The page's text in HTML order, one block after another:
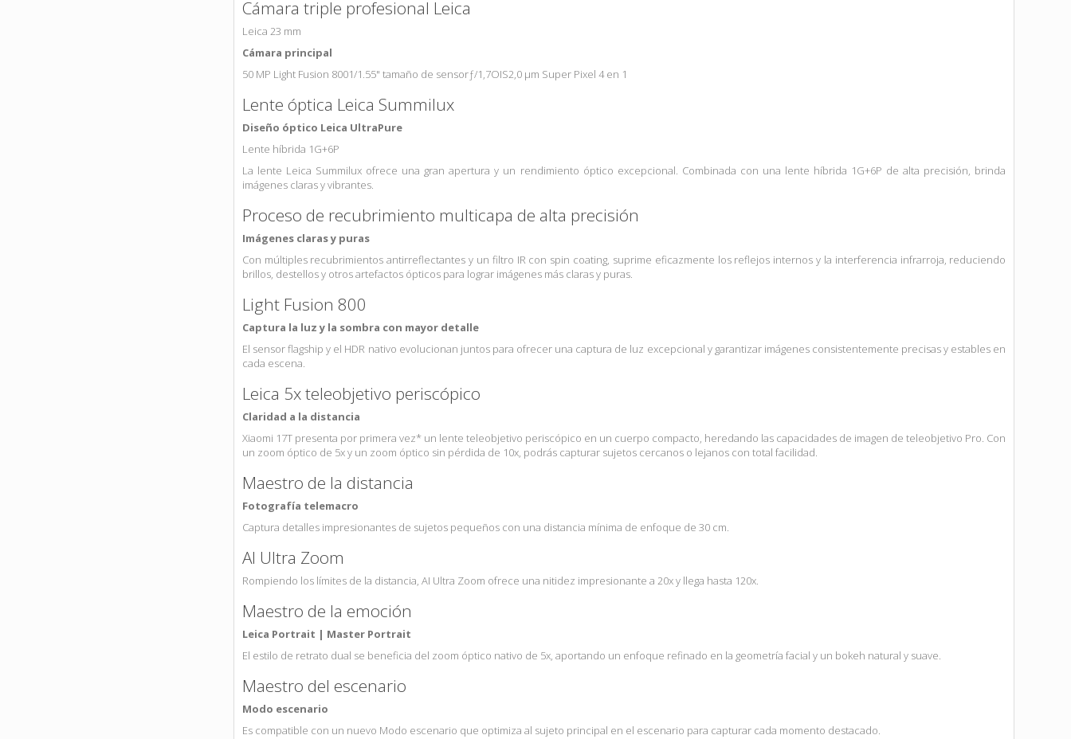
Cámara triple profesional Leica
Leica 23 mm
Cámara principal
50 MP Light Fusion 8001/1.55" tamaño de sensorƒ/1,7OIS2,0 µm Super Pixel 4 en 1
Lente óptica Leica Summilux
Diseño óptico Leica UltraPure
Lente híbrida 1G+6P
La lente Leica Summilux ofrece una gran apertura y un rendimiento óptico excepcional. Combinada con una lente híbrida 1G+6P de alta precisión, brinda
imágenes claras y vibrantes.
Proceso de recubrimiento multicapa de alta precisión
Imágenes claras y puras
Con múltiples recubrimientos antirreflectantes y un filtro IR con spin coating, suprime eficazmente los reflejos internos y la interferencia infrarroja, reduciendo
brillos, destellos y otros artefactos ópticos para lograr imágenes más claras y puras.
Light Fusion 800
Captura la luz y la sombra con mayor detalle
El sensor flagship y el HDR nativo evolucionan juntos para ofrecer una captura de luz excepcional y garantizar imágenes consistentemente precisas y estables en
cada escena.
Leica 5x teleobjetivo periscópico
Claridad a la distancia
Xiaomi 17T presenta por primera vez* un lente teleobjetivo periscópico en un cuerpo compacto, heredando las capacidades de imagen de teleobjetivo Pro. Con
un zoom óptico de 5x y un zoom óptico sin pérdida de 10x, podrás capturar sujetos cercanos o lejanos con total facilidad.
Maestro de la distancia
Fotografía telemacro
Captura detalles impresionantes de sujetos pequeños con una distancia mínima de enfoque de 30 cm.
AI Ultra Zoom
Rompiendo los límites de la distancia, AI Ultra Zoom ofrece una nitidez impresionante a 20x y llega hasta 120x.
Maestro de la emoción
Leica Portrait | Master Portrait
El estilo de retrato dual se beneficia del zoom óptico nativo de 5x, aportando un enfoque refinado en la geometría facial y un bokeh natural y suave.
Maestro del escenario
Modo escenario
Es compatible con un nuevo Modo escenario que optimiza al sujeto principal en el escenario para capturar cada momento destacado.